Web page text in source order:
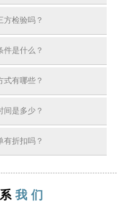
年产品定制经验，可根据
方检验吗？
验：SGS、V-trust、TUV、
件是什么？
预付款和70%交货前余款。
式有哪些？
、CFR、DDU等。
间是多少？
们可以在收到您的预付款后
有折扣吗？
我们